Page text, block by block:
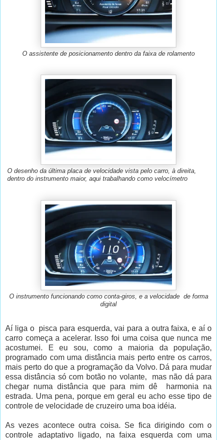
O assistente de posicionamento dentro da faixa de rolamento
O desenho da última placa de velocidade vista pelo carro, à direita,
dentro do instrumento maior, aqui trabalhando como velocímetro
O instrumento funcionando como conta-giros, e a velocidade de forma
digital
Aí liga o pisca para esquerda, vai para a outra faixa, e aí o
carro começa a acelerar. Isso foi uma coisa que nunca me
acostumei. E eu sou, como a maioria da população,
programado com uma distância mais perto entre os carros,
mais perto do que a programação da Volvo. Dá para mudar
essa distância só com botão no volante, mas não dá para
chegar numa distância que para mim dê harmonia na
estrada. Uma pena, porque em geral eu acho esse tipo de
controle de velocidade de cruzeiro uma boa idéia.
As vezes acontece outra coisa. Se fica dirigindo com o
controle adaptativo ligado, na faixa esquerda com uma